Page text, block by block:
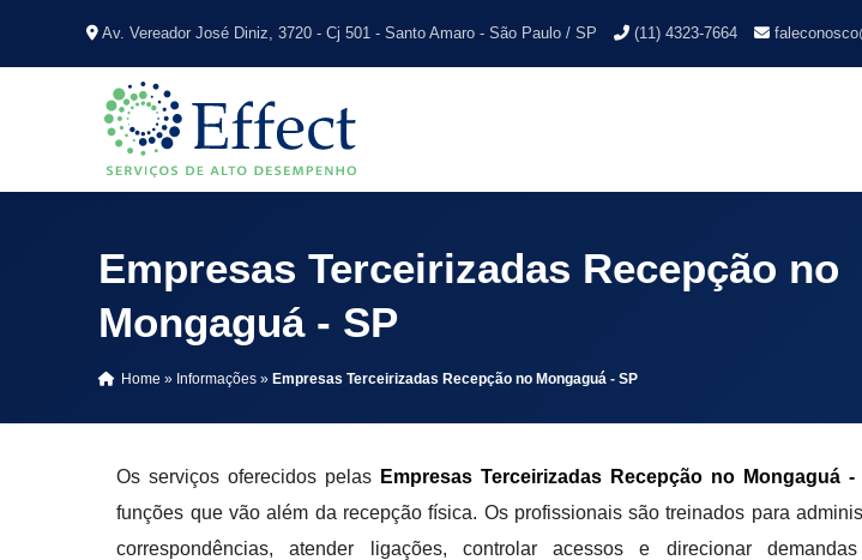
Av. Vereador José Diniz, 3720 - Cj 501 - Santo Amaro - São Paulo / SP (11) 4323-7664
Empresas Terceirizadas Recepção no
Mongaguá - SP
Home » Informações » Empresas Terceirizadas Recepção no Mongaguá - SP
Os serviços oferecidos pelas Empresas Terceirizadas Recepção no Mongaguá -
funções que vão além da recepção física. Os profissionais são treinados para
correspondências, atender ligações, controlar acessos e direcionar